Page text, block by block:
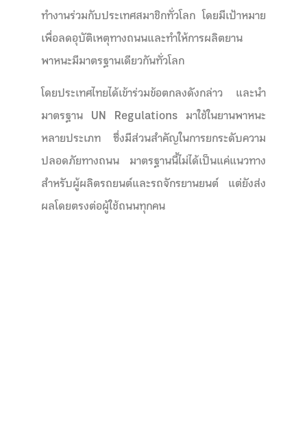
ทำงานร่วมกับประเทศสมาชิกทั่วโลก โดยมีเป้าหมาย
เพื่อลดอุบัติเหตุทางถนนและทำให้การผลิตยาน
พาหนะมีมาตรฐานเดียวกันทั่วโลก
โดยประเทศไทยได้เข้าร่วมข้อตกลงดังกล่าว และนำ
มาตรฐาน UN Regulations มาใช้ในยานพาหนะ
หลายประเภท ซึ่งมีส่วนสำคัญในการยกระดับความ
ปลอดภัยทางถนน มาตรฐานนี้ไม่ได้เป็นแค่แนวทาง
สำหรับผู้ผลิตรถยนต์และรถจักรยานยนต์ แต่ยังส่ง
ผลโดยตรงต่อผู้ใช้ถนนทุกคน